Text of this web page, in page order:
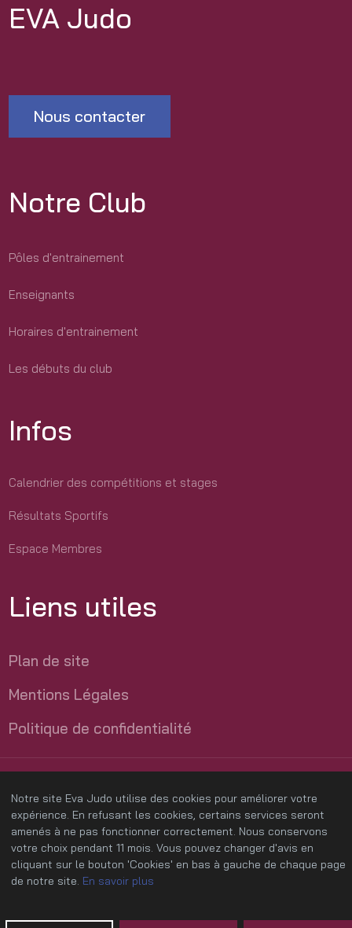
EVA Judo
Nous contacter
Notre Club
Pôles d'entrainement
Enseignants
Horaires d'entrainement
Les débuts du club
Infos
Calendrier des compétitions et stages
Résultats Sportifs
Espace Membres
Liens utiles
Plan de site
Mentions Légales
Politique de confidentialité
Notre site Eva Judo utilise des cookies pour améliorer votre
expérience. En refusant les cookies, certains services seront
amenés à ne pas fonctionner correctement. Nous conservons
votre choix pendant 11 mois. Vous pouvez changer d'avis en
cliquant sur le bouton 'Cookies' en bas à gauche de chaque page
de notre site. En savoir plus
expert Joomlaetexpert WordPress